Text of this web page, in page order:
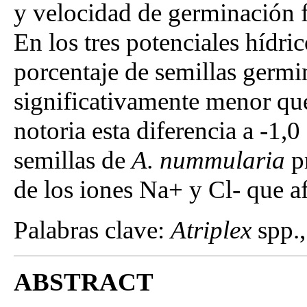
y velocidad de germinación
En los tres potenciales
porcentaje de semillas
significativamente menor
notoria esta diferencia a -
semillas deA. nummularia
de los iones Na+ y Cl- que
Palabras clave:Atriplex
ABSTRACT